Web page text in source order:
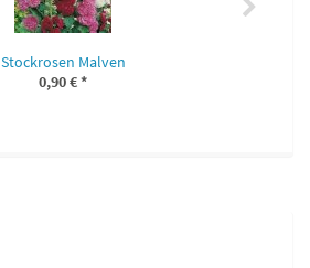
Stockrosen Malven
0,90 €*